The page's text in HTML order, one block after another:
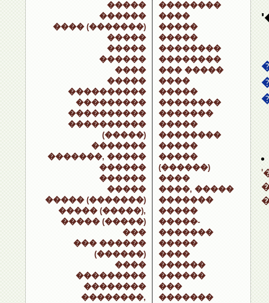
�����
������
���� (�������)
�����
�����
������
����
�����
����������
���������
����������
����������
(�����)
�������
�������, �����
������
������
�����
����� (�������)
����� (�����),
����� (�����)
���
��� ������
(������)
����
���������
��������
��������,
��������
����
�����
�����
��������
��������
��� �����
����
�����
��������
�������
�����
��������
�����
�����
(������)
����
����, �����
�������
�����
�����-
�������
�����
����
������
������
���
�������